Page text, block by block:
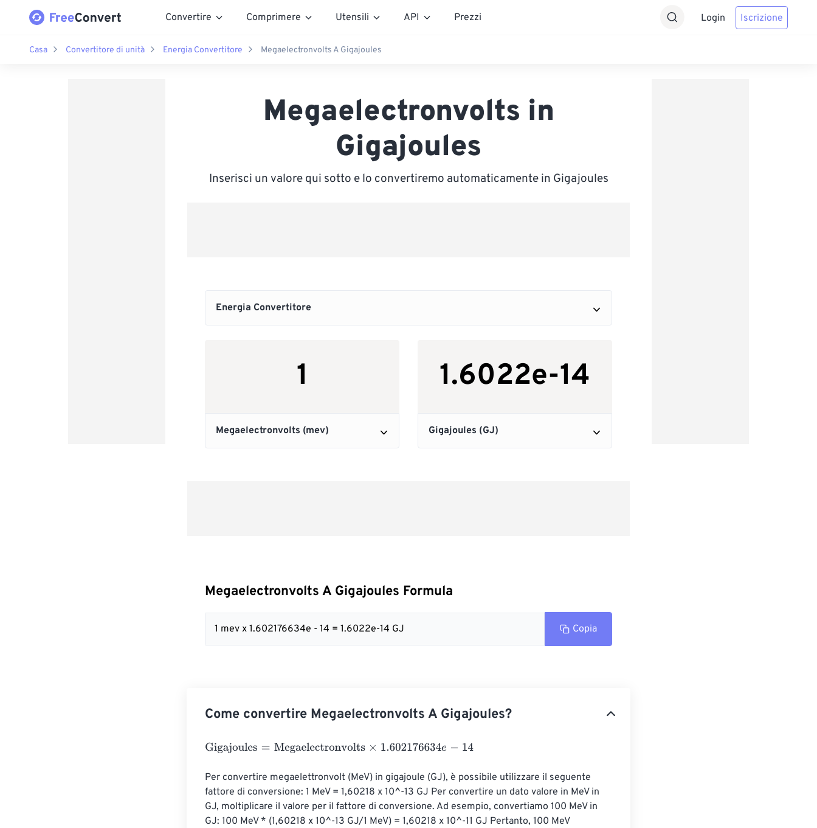
Convertire Comprimere Utensili API Prezzi Login Iscrizione
Casa Convertitore di unità Energia Convertitore Megaelectronvolts A Gigajoules
Megaelectronvolts in
Gigajoules
Inserisci un valore qui sotto e lo convertiremo automaticamente in Gigajoules
Megaelectronvolts A Gigajoules Formula
1 mev x 1.602176634e - 14 = 1.6022e-14 GJ Copia
Come convertire Megaelectronvolts A Gigajoules?
Gigajoules=Megaelectronvolts×1.602176634e-14
Per convertire megaelettronvolt (MeV) in gigajoule (GJ), è possibile utilizzare il seguente
fattore di conversione: 1 MeV = 1,60218 x 10^-13 GJ Per convertire un dato valore in MeV in
GJ, moltiplicare il valore per il fattore di conversione. Ad esempio, convertiamo 100 MeV in
GJ: 100 MeV * (1,60218 x 10^-13 GJ/1 MeV) = 1,60218 x 10^-11 GJ Pertanto, 100 MeV